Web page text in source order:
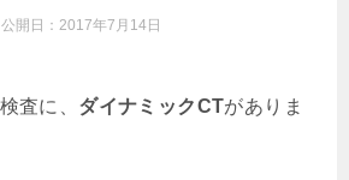
公開日： 2017年7月14日
査に、 ダイナミックCTがありま